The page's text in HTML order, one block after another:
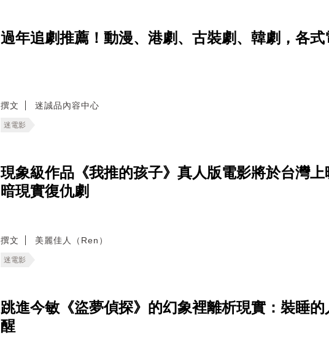
過年追劇推薦！動漫、港劇、古裝劇、韓劇，各
撰文 迷誠品內容中心
迷電影
現象級作品《我推的孩子》真人版電影將於台灣
暗現實復仇劇
撰文 美麗佳人（Ren）
迷電影
跳進今敏《盜夢偵探》的幻象裡離析現實：裝睡
醒